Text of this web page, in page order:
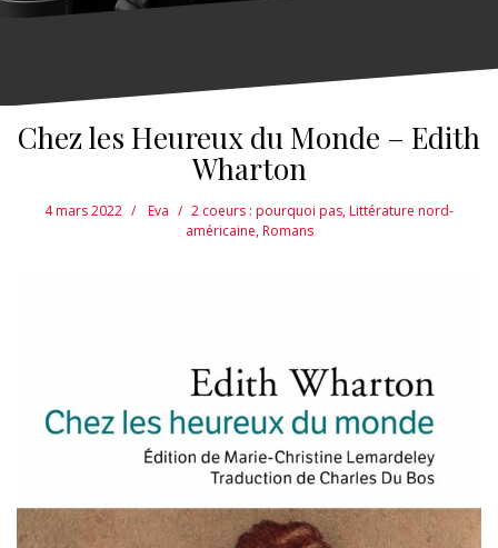
Chez les Heureux du Monde – Edith
Wharton
4 mars 2022 Eva 2 coeurs : pourquoi pas,Littérature nord-
américaine,Romans